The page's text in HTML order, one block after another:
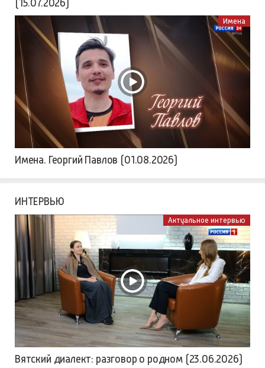
(15.07.2026)
Имена
Имена. Георгий Павлов (01.08.2026)
ИНТЕРВЬЮ
Актуальное интервью
Вятский диалект: разговор о родном (23.06.2026)